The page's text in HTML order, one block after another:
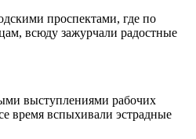
проспектами, где по
всюду зажурчали радостные
выступлениями рабочих
время вспыхивали эстрадные